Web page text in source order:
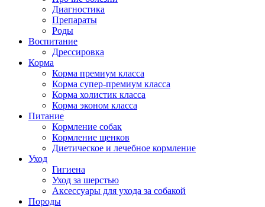
Диагностика
Препараты
Роды
Воспитание
Дрессировка
Корма
Корма премиум класса
Корма супер-премиум класса
Корма холистик класса
Корма эконом класса
Питание
Кормление собак
Кормление щенков
Диетическое и лечебное кормление
Уход
Гигиена
Уход за шерстью
Аксессуары для ухода за собакой
Породы